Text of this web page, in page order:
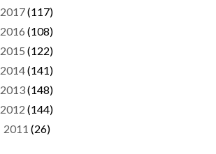
2017(117)
2016 (108)
2015 (122)
2014(141)
2013(148)
2012 (144)
2011 (26)